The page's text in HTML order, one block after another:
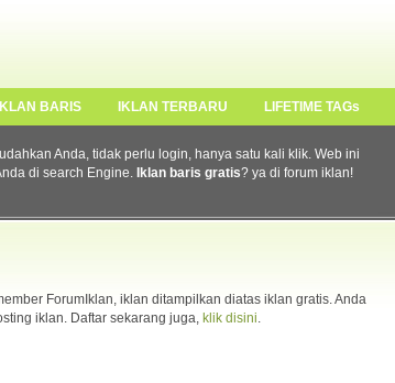
BARIS IKLAN TERBARU LIFETIME TAGs
Anda, tidak perlu login, hanya satu kali klik. Web ini
di search Engine. Iklan baris gratis? ya di forum iklan!
ForumIklan, iklan ditampilkan diatas iklan gratis. Anda
iklan. Daftar sekarang juga, klik disini.